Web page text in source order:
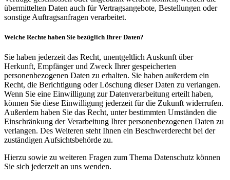
übermittelten Daten auch für Vertragsangebote, Bestellungen oder
sonstige Auftragsanfragen verarbeitet.
Welche Rechte haben Sie bezüglich Ihrer Daten?
Sie haben jederzeit das Recht, unentgeltlich Auskunft über
Herkunft, Empfänger und Zweck Ihrer gespeicherten
personenbezogenen Daten zu erhalten. Sie haben außerdem ein
Recht, die Berichtigung oder Löschung dieser Daten zu verlangen.
Wenn Sie eine Einwilligung zur Datenverarbeitung erteilt haben,
können Sie diese Einwilligung jederzeit für die Zukunft widerrufen.
Außerdem haben Sie das Recht, unter bestimmten Umständen die
Einschränkung der Verarbeitung Ihrer personenbezogenen Daten zu
verlangen. Des Weiteren steht Ihnen ein Beschwerderecht bei der
zuständigen Aufsichtsbehörde zu.
Hierzu sowie zu weiteren Fragen zum Thema Datenschutz können
Sie sich jederzeit an uns wenden.